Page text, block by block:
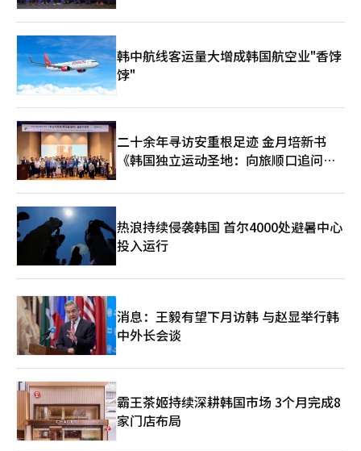
韩中航线客运量大增成韩国航空业"香饽
饽"
二十余年寻访安重根足迹 金月培新书
《韩国独立运动圣地：向旅顺口追问历
热浪持续侵袭韩国 首尔4000处避暑中心
投入运行
消息：王毅有望下月访韩 与赵显举行韩
中外长会谈
霸王茶姬持续深耕韩国市场 3个月完成8
家门店布局